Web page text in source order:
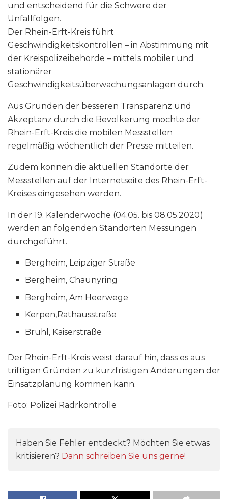
und entscheidend für die Schwere der
Unfallfolgen.
Der Rhein-Erft-Kreis führt
Geschwindigkeitskontrollen – in Abstimmung mit
der Kreispolizeibehörde – mittels mobiler und
stationärer
Geschwindigkeitsüberwachungsanlagen durch.
Aus Gründen der besseren Transparenz und
Akzeptanz durch die Bevölkerung möchte der
Rhein-Erft-Kreis die mobilen Messstellen
regelmäßig wöchentlich der Presse mitteilen.
Zudem können die aktuellen Standorte der
Messstellen auf der Internetseite des Rhein-Erft-
Kreises eingesehen werden.
In der 19. Kalenderwoche (04.05. bis 08.05.2020)
werden an folgenden Standorten Messungen
durchgeführt.
Bergheim, Leipziger Straße
Bergheim, Chaunyring
Bergheim, Am Heerwege
Kerpen,Rathausstraße
Brühl, Kaiserstraße
Der Rhein-Erft-Kreis weist darauf hin, dass es aus
triftigen Gründen zu kurzfristigen Änderungen der
Einsatzplanung kommen kann.
Foto: Polizei Radrkontrolle
Haben Sie Fehler entdeckt? Möchten Sie etwas
kritisieren? Dann schreiben Sie uns gerne!